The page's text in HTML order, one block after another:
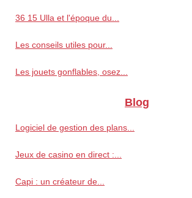
36 15 Ulla et l'époque du...
Les conseils utiles pour...
Les jouets gonflables, osez...
Blog
Logiciel de gestion des plans...
Jeux de casino en direct :...
Capi : un créateur de...